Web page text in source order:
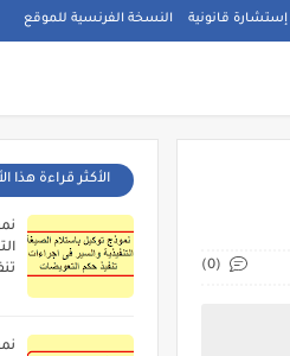
إستشارة قانونية النسخة الفرنسية للموقع
(0)
الأكثر قراءة هذا